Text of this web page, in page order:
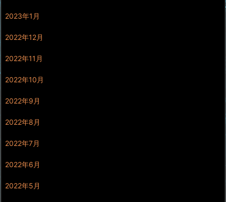
2023年1月
2022年12月
2022年11月
2022年10月
2022年9月
2022年8月
2022年7月
2022年6月
2022年5月